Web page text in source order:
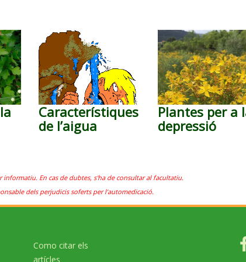
Característiques
de l’aigua
Plantes per a
depressió
informatiu. En cas de dubtes, s'ha de consultar al facultatiu.
dels perjudicis soferts per l'automedicació.
Como citar els
artícles